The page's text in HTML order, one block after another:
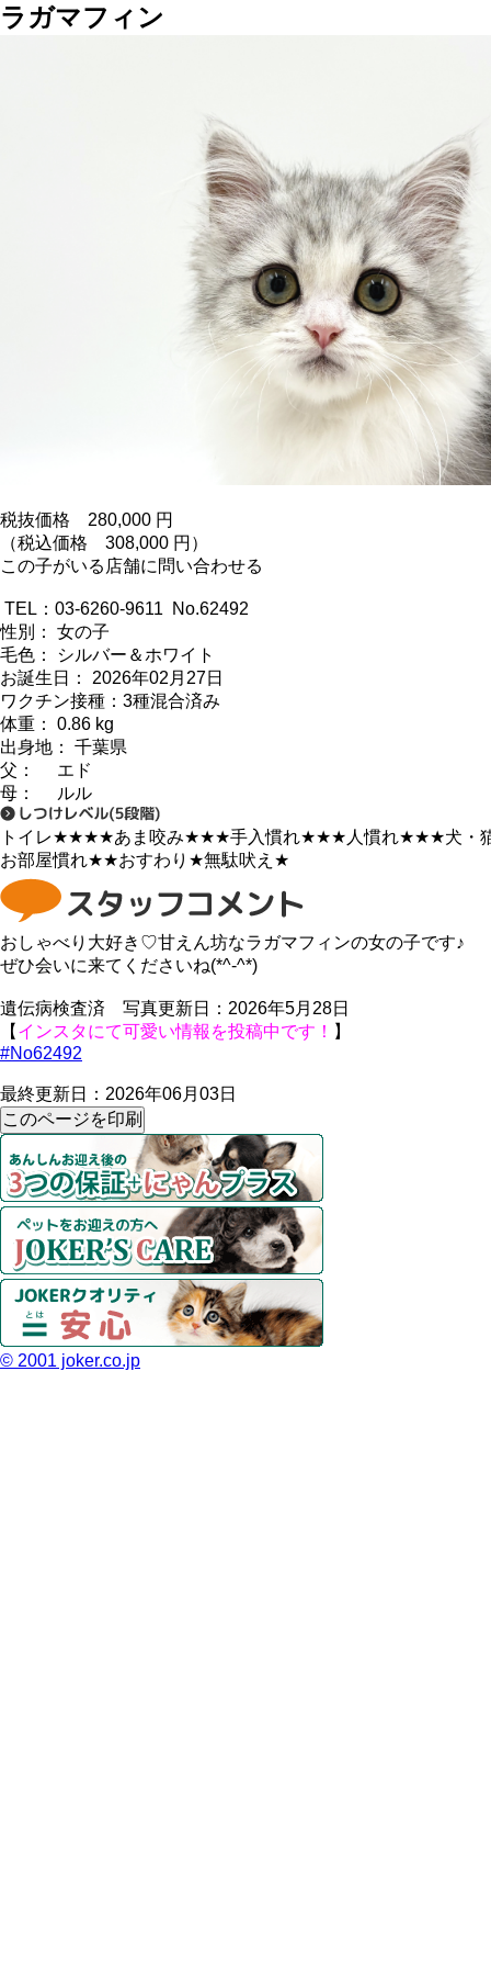
ラガマフィン
税抜価格 280,000 円
（税込価格 308,000 円）
この子がいる店舗に問い合わせる
TEL：03-6260-9611 No.62492
性別： 女の子
毛色： シルバー＆ホワイト
お誕生日： 2026年02月27日
ワクチン接種：3種混合済み
体重： 0.86 kg
出身地： 千葉県
父： エド
母： ルル
トイレ★★★★あま咬み★★★手入慣れ★★★ 人慣れ★★★犬・
お部屋慣れ★★おすわり ★無駄吠え ★
おしゃべり大好き♡甘えん坊なラガマフィンの女の子です♪
ぜひ会いに来てくださいね(*^-^*)
遺伝病検査済 写真更新日：2026年5月28日
【 インスタにて可愛い情報を投稿中です！ 】
#No62492
最終更新日：2026年06月03日
© 2001 joker.co.jp